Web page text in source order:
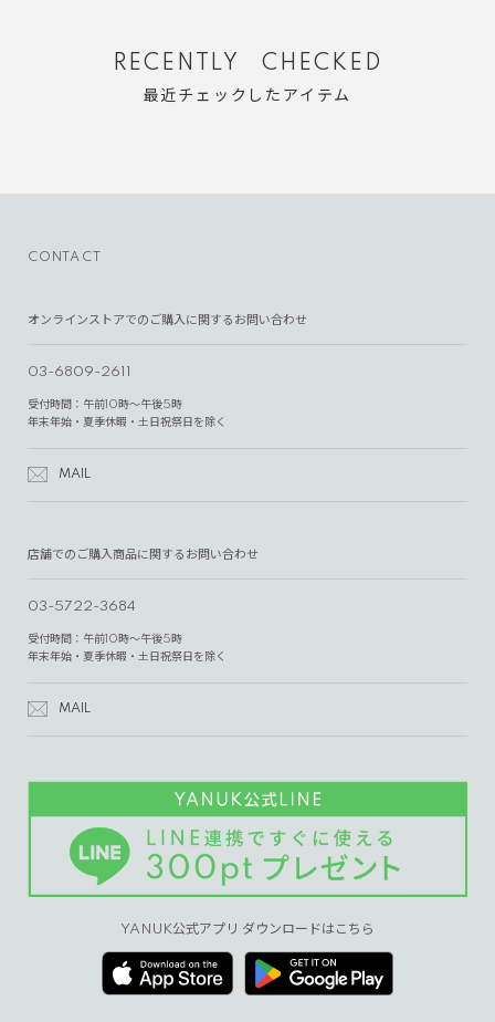
RECENTLY CHECKED
最近チェックしたアイテム
CONTACT
オンラインストアでのご購入に関するお問い合わせ
03-6809-2611
受付時間：午前10時～午後5時
年末年始・夏季休暇・土日祝祭日を除く
MAIL
店舗でのご購入商品に関するお問い合わせ
03-5722-3684
受付時間：午前10時～午後5時
年末年始・夏季休暇・土日祝祭日を除く
MAIL
YANUK公式アプリ ダウンロードはこちら